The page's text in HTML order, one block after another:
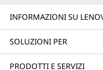
INFORMAZIONI SU
SOLUZIONI PER
PRODOTTI E SERVIZI